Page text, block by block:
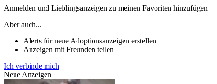
Anmelden und Lieblingsanzeigen zu meinen Favoriten hinzufügen
Aber auch...
Alerts für neue Adoptionsanzeigen erstellen
Anzeigen mit Freunden teilen
Ich verbinde mich
Neue Anzeigen